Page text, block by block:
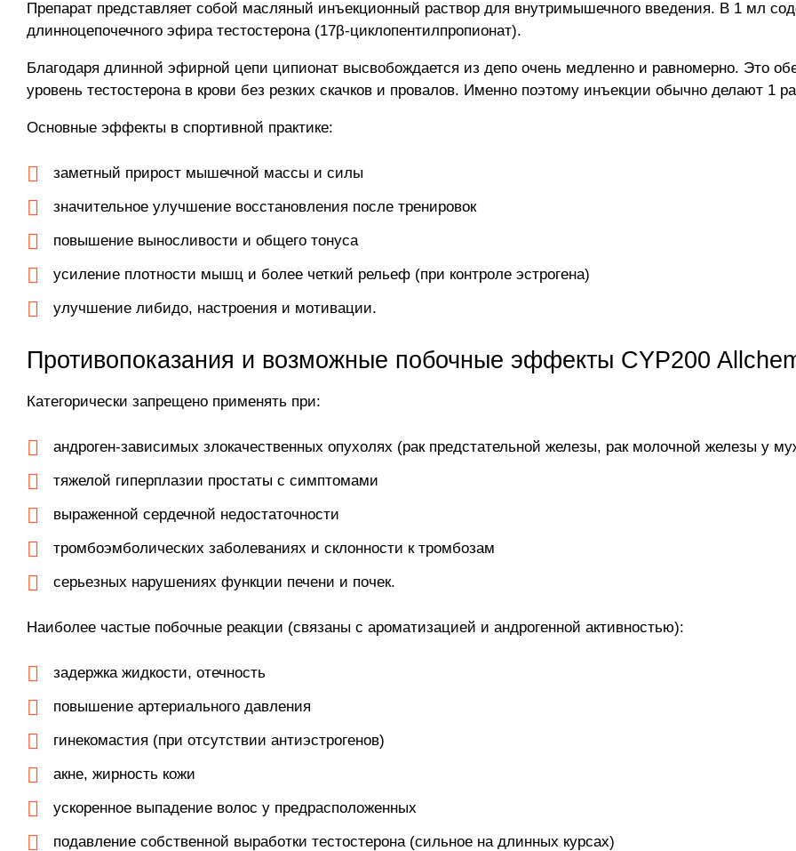
Препарат представляет собой масляный инъекционный раствор для внутримышечного введения. В 1 мл
длинноцепочечного эфира тестостерона (17β-циклопентилпропионат).
Благодаря длинной эфирной цепи ципионат высвобождается из депо очень медленно и равномерно. Это
уровень тестостерона в крови без резких скачков и провалов. Именно поэтому инъекции обычно делают 1
Основные эффекты в спортивной практике:
заметный прирост мышечной массы и силы
значительное улучшение восстановления после тренировок
повышение выносливости и общего тонуса
усиление плотности мышц и более четкий рельеф (при контроле эстрогена)
улучшение либидо, настроения и мотивации.
Противопоказания и возможные побочные эффекты CYP200
Категорически запрещено применять при:
андроген-зависимых злокачественных опухолях (рак предстательной железы, рак молочной железы у
тяжелой гиперплазии простаты с симптомами
выраженной сердечной недостаточности
тромбоэмболических заболеваниях и склонности к тромбозам
серьезных нарушениях функции печени и почек.
Наиболее частые побочные реакции (связаны с ароматизацией и андрогенной активностью):
задержка жидкости, отечность
повышение артериального давления
гинекомастия (при отсутствии антиэстрогенов)
акне, жирность кожи
ускоренное выпадение волос у предрасположенных
подавление собственной выработки тестостерона (сильное на длинных курсах)